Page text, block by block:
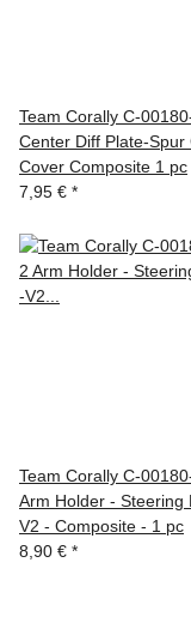
Team Corally C-
Center Diff Plate-Spur
Cover Composite 1 pc
7,95 € *
Team Corally C-
Arm Holder - Steering
V2 - Composite - 1 pc
8,90 € *